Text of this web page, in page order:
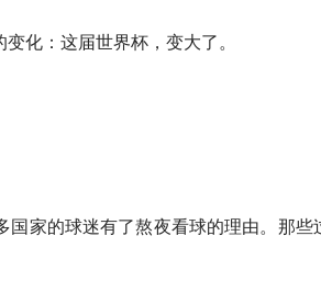
化：这届世界杯，变大了。
家的球迷有了熬夜看球的理由。那些